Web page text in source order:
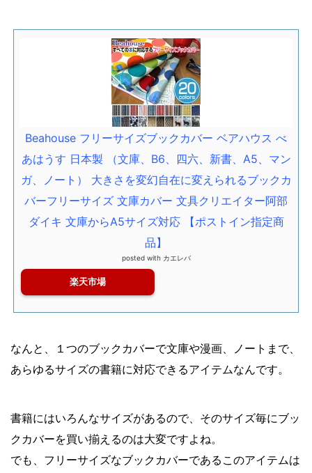
Beahouse フリーサイズブックカバー ベアハウス べ
あはうす 日本製 （文庫、B6、四六、新書、A5、マン
ガ、ノート） 大きさを変幻自在に変えられるブックカ
バーフリーサイズ 文庫カバー 文具クリエイター阿部
ダイキ 文庫からA5サイズ対応 【ポストイン指定商
品】
posted with カエレバ
楽天市場
なんと、１つのブックカバーで文庫や漫画、ノートまで、
あらゆるサイズの書籍に対応できるアイテムなんです。
書籍にはいろんなサイズがあるので、そのサイズ毎にブッ
クカバーを買い揃えるのは大変ですよね。
でも、フリーサイズなブックカバーであるこのアイテムは